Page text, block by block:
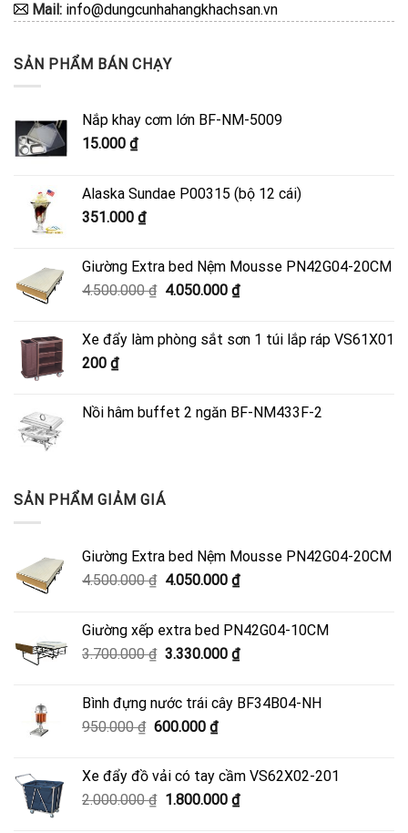
Mail: info@dungcunhahangkhachsan.vn
SẢN PHẨM BÁN CHẠY
Nắp khay cơm lớn BF-NM-5009
15.000 ₫
Alaska Sundae P00315 (bộ 12 cái)
351.000 ₫
Giường Extra bed Nệm Mousse PN42G04-20CM
4.500.000₫ Giá
4.500.000 ₫.
4.050.000 ₫Giá
là:
Xe đẩy làm phòng sắt sơn 1 túi lắp ráp VS61X01
200 ₫
Nồi hâm buffet 2 ngăn BF-NM433F-2
SẢN PHẨM GIẢM GIÁ
Giường Extra bed Nệm Mousse PN42G04-20CM
4.500.000₫ Giá
4.500.000 ₫.
4.050.000 ₫Giá
là:
4.050.000 ₫.
Giường xếp extra bed PN42G04-10CM
3.700.000₫ Giá
3.700.000 ₫.
3.330.000 ₫Giá
là:
Bình đựng nước trái cây BF34B04-NH
950.000₫ Giá
950.000 ₫.
600.000 ₫Giá
là:
600.000 ₫.
Xe đẩy đồ vải có tay cầm VS62X02-201
2.000.000₫ Giá
1.800.000 ₫Giá